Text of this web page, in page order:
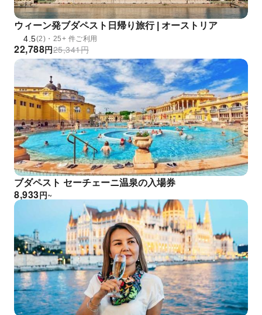
ウィーン発ブダペスト日帰り旅行 | オーストリア
4.5(2)・25+ 件ご利用
円
22,788 円
25,341
ブダペスト セーチェーニ温泉の入場券
円
8,933 ~